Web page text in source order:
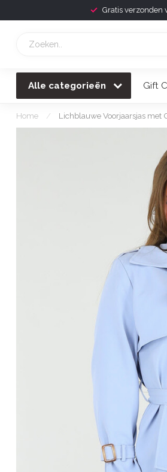
Gratis
Alle categorieën Gift
Home / Lichblauwe Voorjaarsjas met